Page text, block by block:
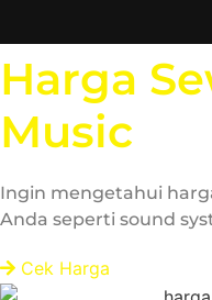
to
content
Harga
Music
Ingin mengetahui
Anda seperti sound
Cek Harga